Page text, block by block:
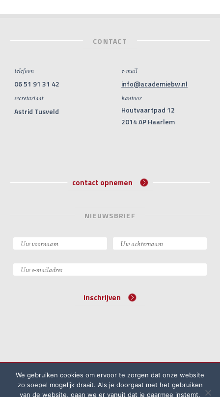
CONTACT
telefoon
06 51 91 31 42
secretariaat
Astrid Tusveld
e-mail
info@academiebw.nl
kantoor
Houtvaartpad 12
2014 AP Haarlem
contact opnemen
NIEUWSBRIEF
inschrijven
Algemene voorwaarden
Klachtenprocedure
We gebruiken cookies om ervoor te zorgen dat onze website
zo soepel mogelijk draait. Als je doorgaat met het gebruiken
van de website, gaan we er vanuit dat je daarmee instemt.